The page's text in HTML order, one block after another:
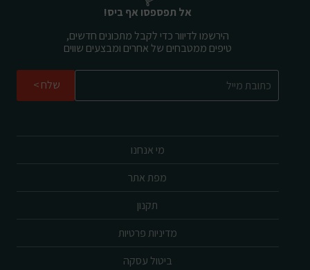
מי אנחנו
מפת אתר
תקנון
מדיניות פרטיות
ביטול עסקה
אל תפספסו אף ביס!
הירשמו לדיוור כדי לקבל מתכונים חדשים,
טיפים ממטבחים של אחרים ומבצעים שווים
שלח